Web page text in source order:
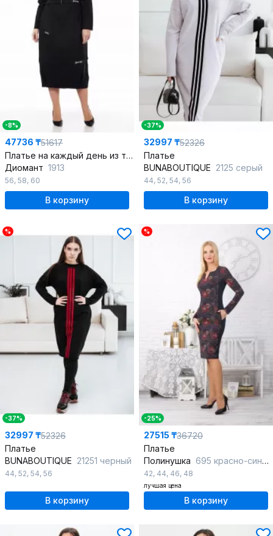
-8%
47736 ₸51617
Платье на каждый день из текстиля и хлопка, черное, о-образный силуэт
Диомант 1913
56, 58, 60
В корзину
-37%
32997 ₸52326
Платье
BUNABOUTIQUE 2125 серый
44, 52, 54, 56
В корзину
%
-37%
32997 ₸52326
Платье
BUNABOUTIQUE 21251 черный
44, 52, 54, 56
В корзину
%
-25%
27515 ₸36720
Платье
Полинушка 695 красно-синие_цветы
42, 44, 46, 48
лучшая цена
В корзину